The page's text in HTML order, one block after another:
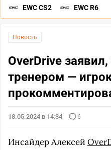
EWC CS2 EWC R6
Новость
OverDrive
тренером —
18.05.2024 в 14:34 6
Инсайдер Алексей